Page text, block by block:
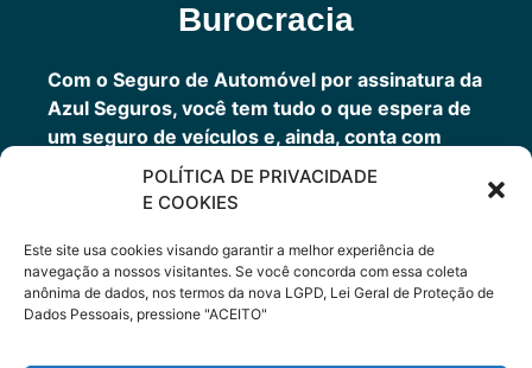
POLÍTICA DE PRIVACIDADE
E COOKIES
Este site usa cookies visando garantir a melhor experiência de
navegação a nossos visitantes. Se você concorda com essa coleta
anônima de dados, nos termos da nova LGPD, Lei Geral de Proteção de
Dados Pessoais, pressione "ACEITO"
Burocracia
Com o Seguro de Automóvel por assinatura da
Azul Seguros, você tem tudo o que espera de
um seguro de veículos e, ainda, conta com
outros benefícios disponíveis 24h.
Você tem um seguro completo com a garantia
Porto Seguro.